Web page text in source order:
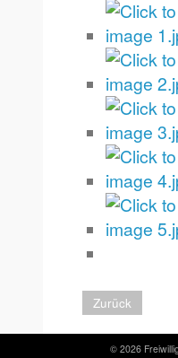
Zurück
© 2026